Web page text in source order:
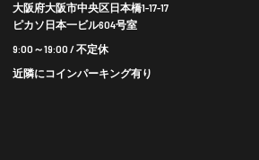
大阪府大阪市中央区日本橋1-17-17
ピカソ日本一ビル604号室
9:00～19:00 / 不定休
近隣にコインパーキング有り